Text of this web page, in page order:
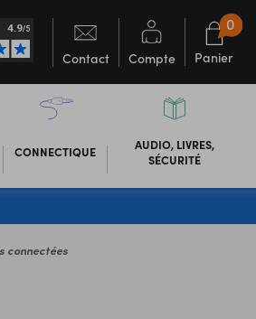
Contact Compte Panier
0
CONNECTIQUE
AUDIO, LIVRES,
SÉCURITÉ
connectées